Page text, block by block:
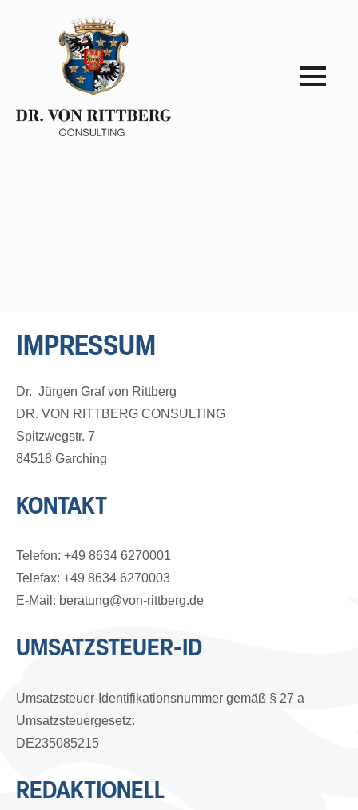
IMPRESSUM
Dr. Jürgen Graf von Rittberg
DR. VON RITTBERG CONSULTING
Spitzwegstr. 7
84518 Garching
KONTAKT
Telefon: +49 8634 6270001
Telefax: +49 8634 6270003
E-Mail: beratung@von-rittberg.de
UMSATZSTEUER-ID
Umsatzsteuer-Identifikationsnummer gemäß § 27 a
Umsatzsteuergesetz:
DE235085215
REDAKTIONELL